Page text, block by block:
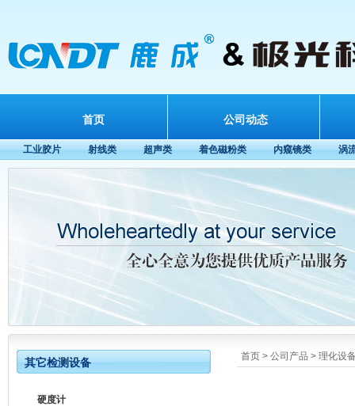
首页 公司动态
工业胶片 射线类 超声类 着色磁粉类 内窥镜类 涡
首页 > 公司产品 > 理化设
其它检测设备
硬度计